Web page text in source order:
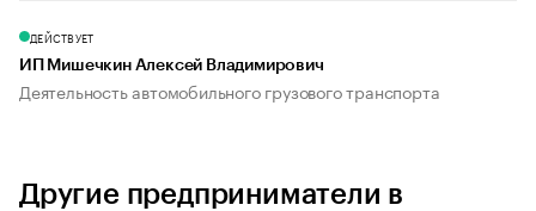
ДЕЙСТВУЕТ
ИП Мишечкин Алексей Владимирович
Деятельность автомобильного грузового транспорта
Другие предприниматели в